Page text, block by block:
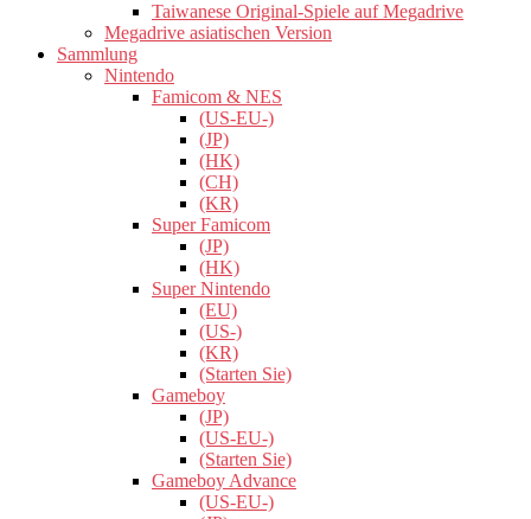
Taiwanese Original-Spiele auf Megadrive
Megadrive asiatischen Version
Sammlung
Nintendo
Famicom & NES
(US-EU-)
(JP)
(HK)
(CH)
(KR)
Super Famicom
(JP)
(HK)
Super Nintendo
(EU)
(US-)
(KR)
(Starten Sie)
Gameboy
(JP)
(US-EU-)
(Starten Sie)
Gameboy Advance
(US-EU-)